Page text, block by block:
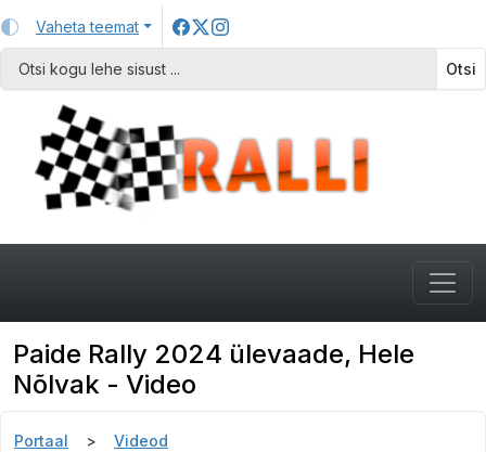
Vaheta teemat
Otsi
Paide Rally 2024 ülevaade, Hele
Nõlvak - Video
Portaal Videod